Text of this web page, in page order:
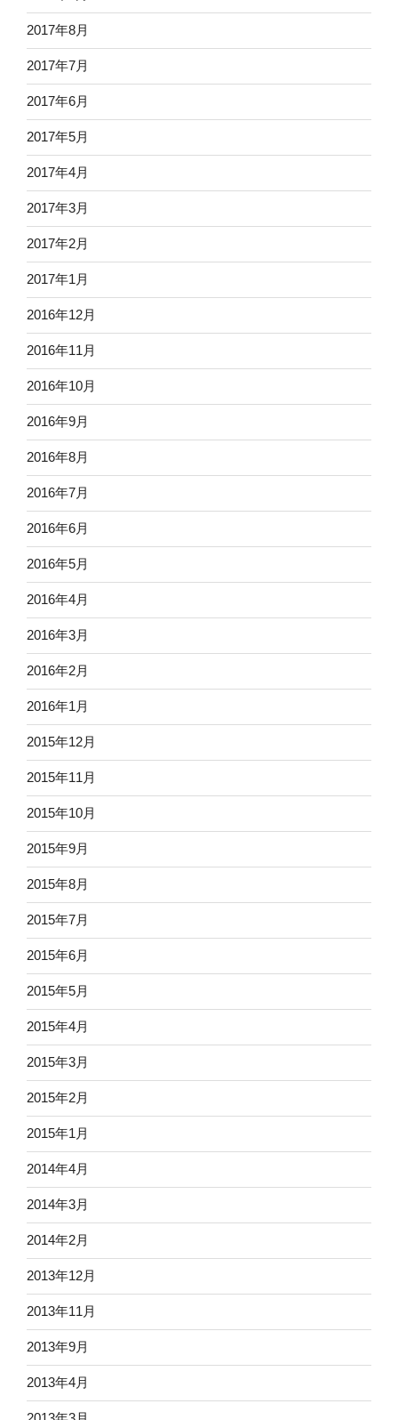
2017年8月
2017年7月
2017年6月
2017年5月
2017年4月
2017年3月
2017年2月
2017年1月
2016年12月
2016年11月
2016年10月
2016年9月
2016年8月
2016年7月
2016年6月
2016年5月
2016年4月
2016年3月
2016年2月
2016年1月
2015年12月
2015年11月
2015年10月
2015年9月
2015年8月
2015年7月
2015年6月
2015年5月
2015年4月
2015年3月
2015年2月
2015年1月
2014年4月
2014年3月
2014年2月
2013年12月
2013年11月
2013年9月
2013年4月